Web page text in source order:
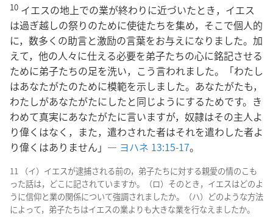
10 イエスの地上での業が終わりに近づいたとき，イエス
は過ぎ越しの祭りのために使徒たちを集め，そこで個人的
に，数多くの助言と激励の言葉をお与えになりました。加
えて，他の人々に仕える必要を弟子たちの心に銘記させる
ために弟子たちの足を洗い，こう言われました。「わたし
はあなたがたのために模範を示しました。あなたがたも，
わたしがあなたがたにしたと同じようにするためです。き
わめて真実にあなたがたに言いますが，奴隷はその主人よ
り偉くはなく，また，遣わされた者はそれを遣わした者よ
り偉くはありません」― ヨハネ 13:15-17。
11 （イ）イエスが逮捕される前の，弟子たちに対する親愛の情のこも
った話は，どこに記されていますか。（ロ）そのとき，イエスはどのよ
うに信仰と業の関係について強調されましたか。（ハ）どのような方法
によって，弟子たちはイエスの業よりも大きな業を行なえましたか。